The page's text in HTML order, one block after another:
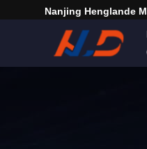
Nanjing Henglande